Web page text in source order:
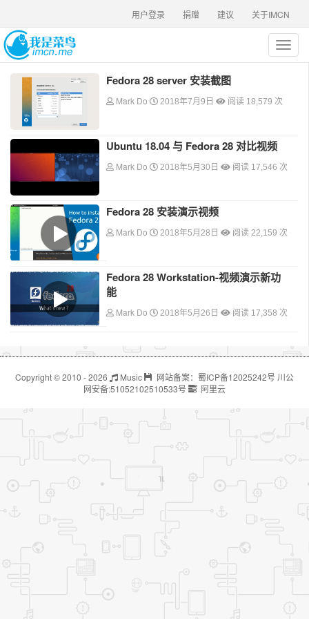
关于IMCN
建议
捐赠
用户登录
T
o
i
i
o
Fedora 28 server 安装截图
Mark Do 2018年7月9日 阅读 18,579 次
Ubuntu 18.04 与 Fedora 28 对比视频
Mark Do 2018年5月30日 阅读 17,546 次
Fedora 28 安装演示视频
Mark Do 2018年5月28日 阅读 22,159 次
Fedora 28 Workstation-视频演示新功
能
Mark Do 2018年5月26日 阅读 17,358 次
Copyright © 2010 - 2026 Music 网站备案： 蜀ICP备12025242号 川公
网安备:51052102510533号 阿里云